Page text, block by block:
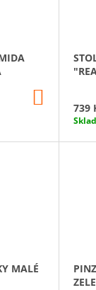
KOŠÍKU
739
MALÉ